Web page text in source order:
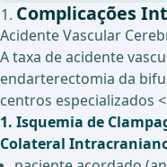
Complicações
Acidente Vascular
A taxa de acidente
endarterectomia da
centros especializados <
1. Isquemia de
Colateral